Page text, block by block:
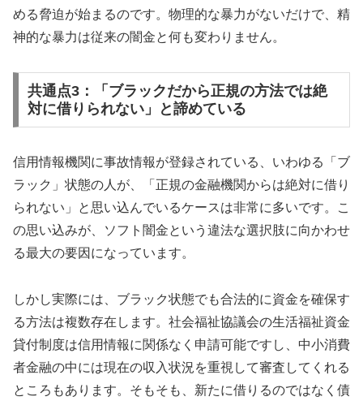
める脅迫が始まるのです。物理的な暴力がないだけで、精
神的な暴力は従来の闇金と何も変わりません。
共通点3：「ブラックだから正規の方法では絶
対に借りられない」と諦めている
信用情報機関に事故情報が登録されている、いわゆる「ブ
ラック」状態の人が、「正規の金融機関からは絶対に借り
られない」と思い込んでいるケースは非常に多いです。こ
の思い込みが、ソフト闇金という違法な選択肢に向かわせ
る最大の要因になっています。
しかし実際には、ブラック状態でも合法的に資金を確保す
る方法は複数存在します。社会福祉協議会の生活福祉資金
貸付制度は信用情報に関係なく申請可能ですし、中小消費
者金融の中には現在の収入状況を重視して審査してくれる
ところもあります。そもそも、新たに借りるのではなく債